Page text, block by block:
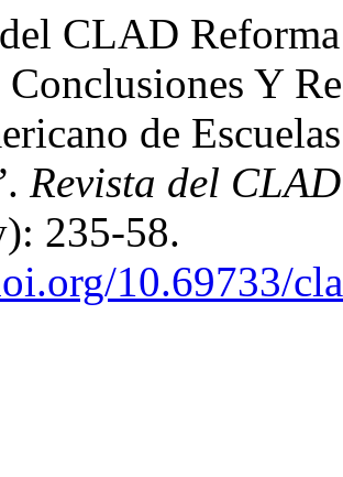
CLAD
Y
de
Revista del
235-58.
10.69733/